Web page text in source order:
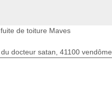
de toiture Maves
docteur satan, 41100 vendôme